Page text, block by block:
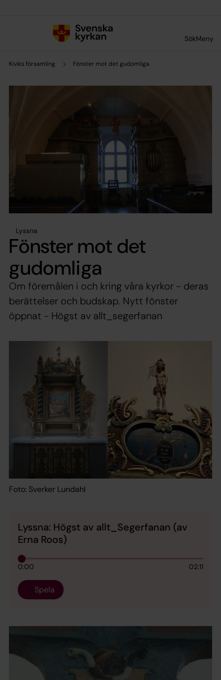
SökMeny
Kiviks församling Fönster mot det gudomliga
Lyssna
Fönster mot det
gudomliga
Om föremålen i och kring våra kyrkor - deras
berättelser och budskap. Nytt fönster
öppnat - Högst av allt_segerfanan
Foto: Sverker Lundahl
Lyssna: Högst av allt_Segerfanan (av
Erna Roos)
0:00 02:11
Spela